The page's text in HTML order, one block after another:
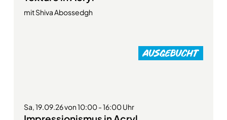
mit Shiva Abossedgh
Sa, 19.09.26 von 10:00 - 16:00 Uhr